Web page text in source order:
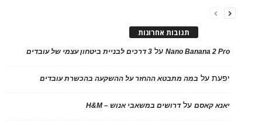
תגובות אחרונות
Nano Banana 2 Proעל 3 דרכים לבניית ביטחון עצמי של עובדים
יפעתעל במה מתבטא ההחזר על ההשקעה בהכשרת עובדים
יאנא קאסםעלדרושים במשאבי אנוש – H&M